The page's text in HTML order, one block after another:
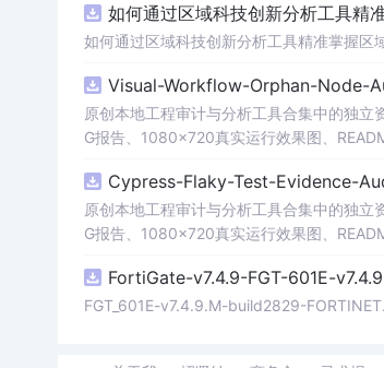
便和实用的工具，你一定会喜欢它的！
如何通过区域科技创新分析工具精
如何通过区域科技创新分析工具精准掌握区
Visual-Workflow-Orphan-Node-
原创本地工程审计与分析工具合集中的独
G报告、1080×720真实运行效果图、
源码、Logo、官方截图、论文、生产日志
Cypress-Flaky-Test-Evidence-
原创本地工程审计与分析工具合集中的独
G报告、1080×720真实运行效果图、
源码、Logo、官方截图、论文、生产日志
FortiGate-v7.4.9-FGT-601E-
FGT_601E-v7.4.9.M-build2829-